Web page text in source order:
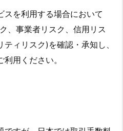
スを利用する場合において
、事業者リスク、信用リス
ィリスク)を確認・承知し、
用ください。